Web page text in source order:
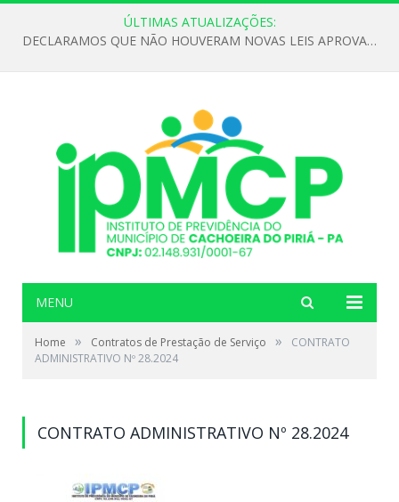
ÚLTIMAS ATUALIZAÇÕES:
DECLARAMOS QUE NÃO HOUVERAM NOVAS LEIS APROVADAS ATÉ O MOMENTO PARA O INSTITUTO DE PREVIDÊNCIA NO ANO DE 2026
MENU
Home » Contratos de Prestação de Serviço »
CONTRATO
ADMINISTRATIVO Nº 28.2024
CONTRATO ADMINISTRATIVO Nº 28.2024